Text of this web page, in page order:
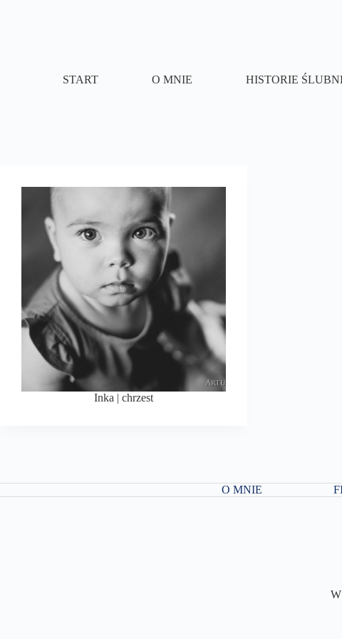
START O MNIE HISTORIE
Inka | chrzest
O MNIE